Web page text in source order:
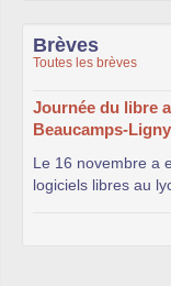
Brèves
Toutes les brèves
Journée du libre
Beaucamps-Ligny
Le 16 novembre a
logiciels libres au